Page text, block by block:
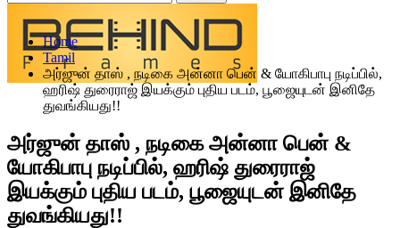
Categories
Tags Home
Tamil
அர்ஜுன் தாஸ் , நடிகை அன்னா பென் & யோகிபாபு நடிப்பில்,
ஹரிஷ் துரைராஜ் இயக்கும் புதிய படம், பூஜையுடன் இனிதே
துவங்கியது!!
அர்ஜுன் தாஸ் , நடிகை அன்னா பென் &
யோகிபாபு நடிப்பில், ஹரிஷ் துரைராஜ்
இயக்கும் புதிய படம், பூஜையுடன் இனிதே
துவங்கியது!!